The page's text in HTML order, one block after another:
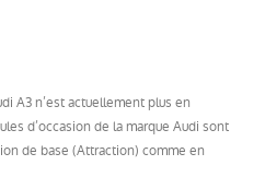
A3 n’est actuellement plus en
d’occasion de la marque Audi sont
de base (Attraction) comme en